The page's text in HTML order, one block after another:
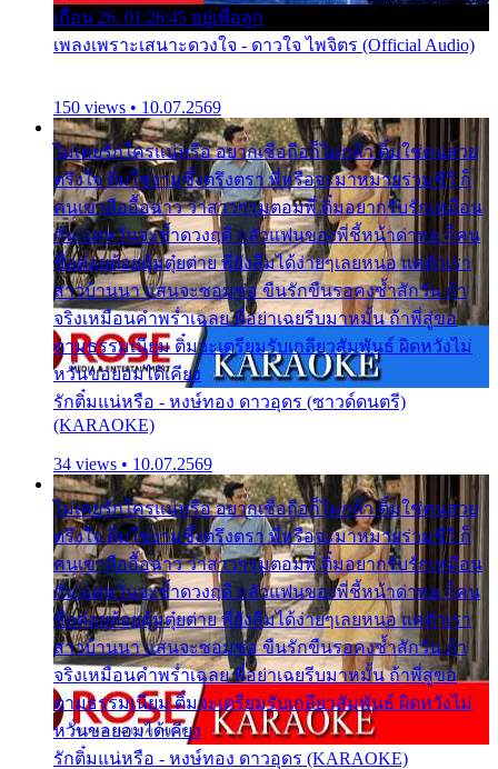
เถื่อน 26. 01:26:45 อยู่เพื่อลูก
เพลงเพราะเสนาะดวงใจ - ดาวใจ ไพจิตร (Official Audio)
150 views • 10.07.2569
ไม่เคยรักใครแน่หรือ อยากเชื่อถือก็ไม่กล้า ติ๋มใช่คนสวย
ตรึงใจ ติ๋มใช่งามซึ้งตรึงตรา พี่หรือจะมาหมายร่วมชีวี ก็
คนเขาลืออื้อฉาว ว่าสาวๆรุมตอมพี่ ติ๋มอยากรับรักเหมือน
กัน แต่หวั่นจะช้ำดวงฤดี กลัวแฟนของพี่ชี้หน้าด่าทอ ก็คน
ชื่อต๋อยต้อยตุ้มตุ๋ยต่าย พี่ยังลืมได้ง่ายๆเลยหนอ แค่ตัวเรา
สาวบ้านนา แสนจะซอมซ่อ ขืนรักขืนรอคงช้ำสักวัน ถ้า
จริงเหมือนคำพร่ำเฉลย พี่อย่าเฉยรีบมาหมั้น ถ้าพี่สู่ขอ
ตามธรรมเนียม ติ๋มจะเตรียมรับเกลียวสัมพันธ์ ผิดหวังไม่
หวั่นขอยอมได้เคียง
รักติ๋มแน่หรือ - หงษ์ทอง ดาวอุดร (ซาวด์ดนตรี)
(KARAOKE)
34 views • 10.07.2569
ไม่เคยรักใครแน่หรือ อยากเชื่อถือก็ไม่กล้า ติ๋มใช่คนสวย
ตรึงใจ ติ๋มใช่งามซึ้งตรึงตรา พี่หรือจะมาหมายร่วมชีวี ก็
คนเขาลืออื้อฉาว ว่าสาวๆรุมตอมพี่ ติ๋มอยากรับรักเหมือน
กัน แต่หวั่นจะช้ำดวงฤดี กลัวแฟนของพี่ชี้หน้าด่าทอ ก็คน
ชื่อต๋อยต้อยตุ้มตุ๋ยต่าย พี่ยังลืมได้ง่ายๆเลยหนอ แค่ตัวเรา
สาวบ้านนา แสนจะซอมซ่อ ขืนรักขืนรอคงช้ำสักวัน ถ้า
จริงเหมือนคำพร่ำเฉลย พี่อย่าเฉยรีบมาหมั้น ถ้าพี่สู่ขอ
ตามธรรมเนียม ติ๋มจะเตรียมรับเกลียวสัมพันธ์ ผิดหวังไม่
หวั่นขอยอมได้เคียง
รักติ๋มแน่หรือ - หงษ์ทอง ดาวอุดร (KARAOKE)